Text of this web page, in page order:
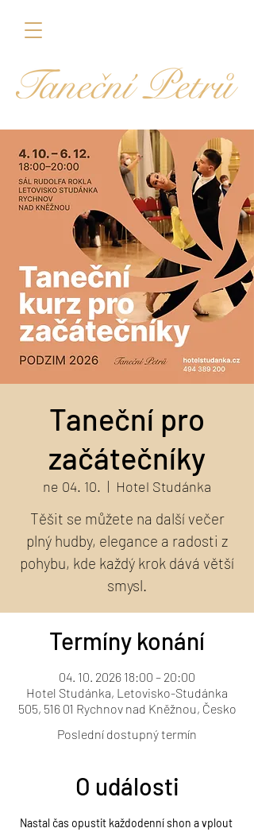
Taneční pro
začátečníky
ne 04. 10.
  |
Hotel Studánka
Těšit se můžete na další večer
plný hudby, elegance a radosti z
pohybu, kde každý krok dává větší
smysl.
Termíny konání
04. 10. 2026 18:00 – 20:00
Hotel Studánka, Letovisko-Studánka
505, 516 01 Rychnov nad Kněžnou, Česko
Poslední dostupný termín
O události
Nastal čas opustit každodenní shon a vplout